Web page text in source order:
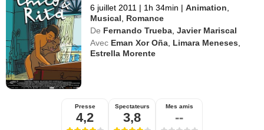
6 juillet 2011 | 1h 34min | Animation
Musical
Romance
De Fernando Trueba ,Javier Mariscal
Avec Eman Xor Oña Limara Meneses
Estrella Morente
Presse
4,2
Spectateurs
3,8
Mes amis
--